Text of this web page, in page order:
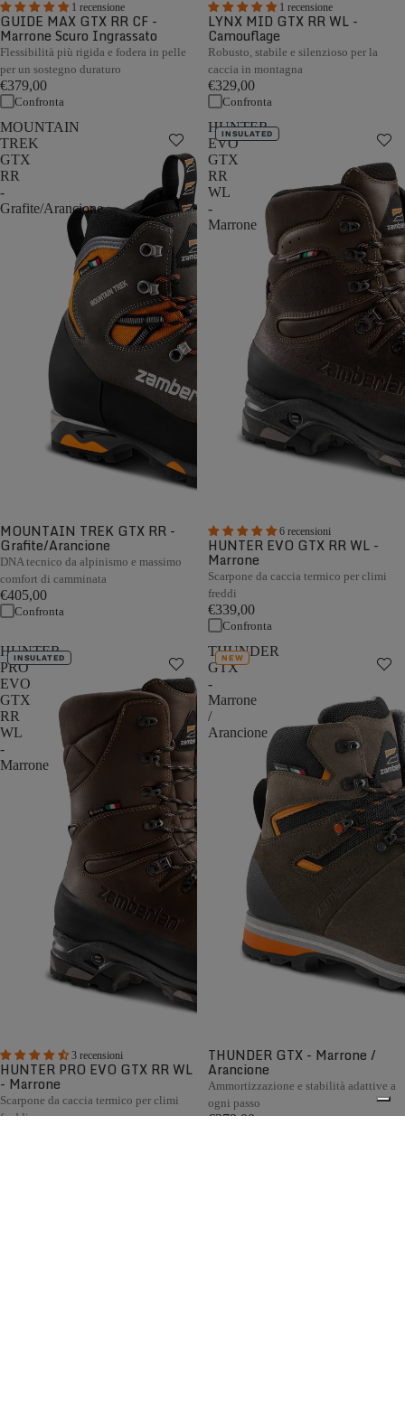
1 recensione
GUIDE MAX GTX RR CF -
Marrone Scuro Ingrassato
Flessibilità più rigida e fodera in pelle
per un sostegno duraturo
€379,00
Confronta
1 recensione
LYNX MID GTX RR WL -
Camouflage
Robusto, stabile e silenzioso per la
caccia in montagna
€329,00
Confronta
MOUNTAIN
TREK
GTX
RR
-
Grafite/Arancione
MOUNTAIN TREK GTX RR -
Grafite/Arancione
DNA tecnico da alpinismo e massimo
comfort di camminata
€405,00
Confronta
HUNTER
EVO
GTX
RR
WL
-
Marrone
6 recensioni
INSULATED
HUNTER EVO GTX RR WL -
Marrone
Scarpone da caccia termico per climi
freddi
€339,00
Confronta
HUNTER
PRO
EVO
GTX
RR
WL
-
Marrone
3 recensioni
INSULATED
HUNTER PRO EVO GTX RR WL
- Marrone
Scarpone da caccia termico per climi
freddi
THUNDER
GTX
-
Marrone
/
Arancione
NEW
THUNDER GTX - Marrone /
Arancione
Ammortizzazione e stabilità adattive a
ogni passo
€279,00